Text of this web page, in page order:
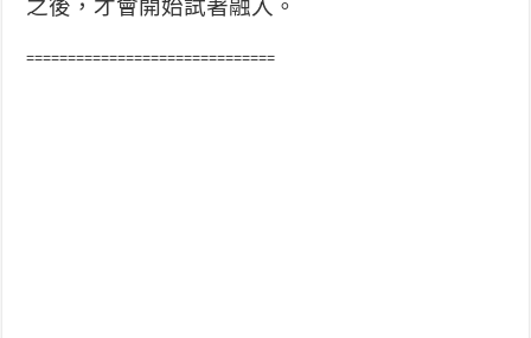
之後，才會開始試著融入。
==============================